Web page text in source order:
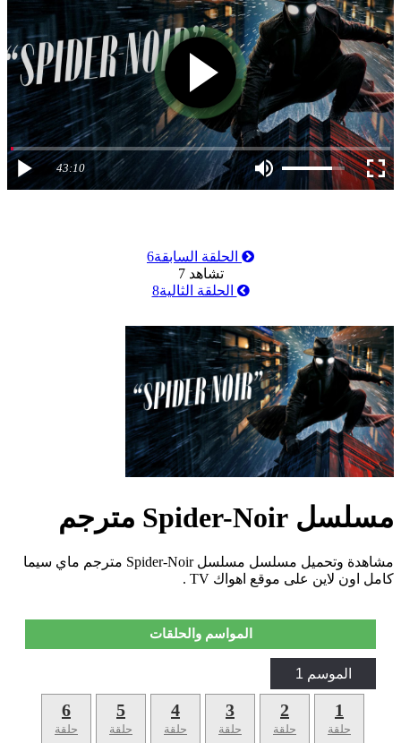
43:10
الحلقة السابقة6
تشاهد7
الحلقة الثالية8
مسلسل Spider-Noir مترجم
مشاهدة وتحميل مسلسل مسلسل Spider-Noir مترجم ماي سيما
كامل اون لاين على موقع اهواك TV .
المواسم والحلقات
الموسم 1
1
حلقة
2
حلقة
3
حلقة
4
حلقة
5
حلقة
6
حلقة